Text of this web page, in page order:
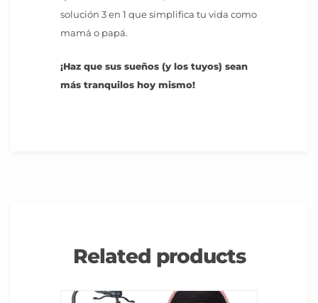
solución 3 en 1 que simplifica tu vida como
mamá o papá.
¡Haz que sus sueños (y los tuyos) sean
más tranquilos hoy mismo!
Related products